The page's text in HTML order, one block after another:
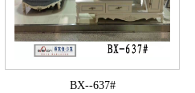
BX--637#